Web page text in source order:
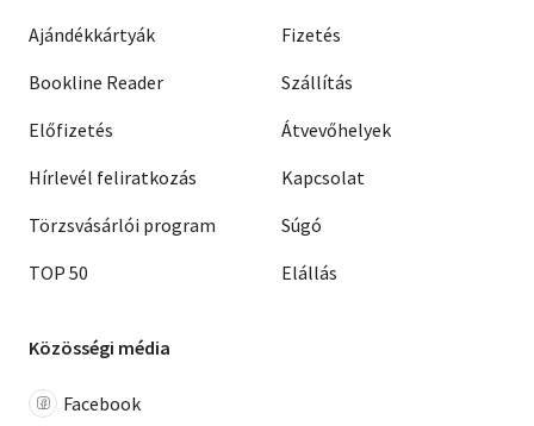
Ajándékkártyák
Bookline Reader
Előfizetés
Hírlevél feliratkozás
Törzsvásárlói program
TOP 50
Fizetés
Szállítás
Átvevőhelyek
Kapcsolat
Súgó
Elállás
Közösségi média
Facebook